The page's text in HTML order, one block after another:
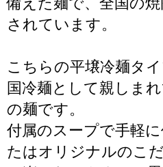
されています。
こちらの平壌冷麺タ
国冷麺として親しま
の麺です。
付属のスープで手軽
たはオリジナルのこ